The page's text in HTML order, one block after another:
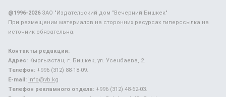
@1996-2026ЗАО "Издательский дом "Вечерний Бишкек"
При размещении материалов на сторонних ресурсах гиперссылка на
источник обязательна.
Контакты редакции:
Адрес: Кыргызстан, г. Бишкек, ул. Усенбаева, 2.
Телефон: +996 (312) 88-18-09.
E-mail: info@vb.kg
Телефон рекламного отдела: +996 (312) 48-62-03.